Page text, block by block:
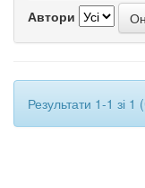
Автори
Результати 1-1 зі